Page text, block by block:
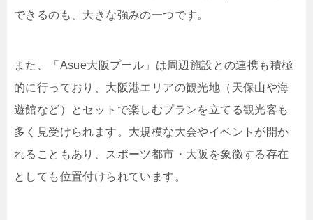
できるのも、大きな強みの一つです。
また、「Asue大阪プール」は周辺施設との連携も積極
的に行っており、大阪港エリアの観光地（天保山や海
遊館など）とセットで楽しむプランを立てる観光客も
多く見受けられます。大規模な大会やイベントが開か
れることもあり、スポーツ都市・大阪を象徴する存在
としても位置付けられています。